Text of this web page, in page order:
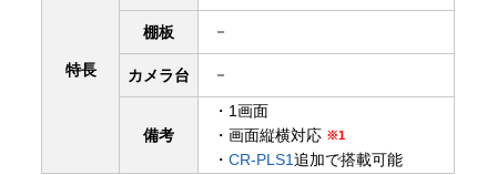
特長
棚板 －
カメラ台 －
備考
・1画面
・画面縦横対応 ※1
・ CR-PLS1追加で搭載可能